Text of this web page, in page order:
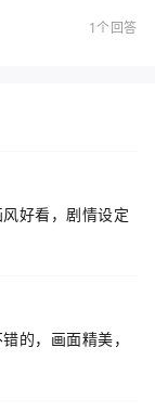
1个回答
好看，剧情设定
的，画面精美，